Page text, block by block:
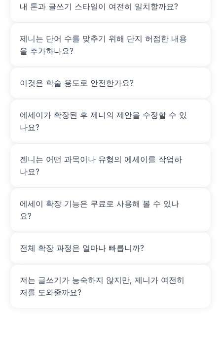
내 톤과 글쓰기 스타일이 여전히 일치할까요?
제니는 단어 수를 맞추기 위해 단지 허접한 내용
을 추가하나요?
이것은 학술 용도로 안전한가요?
에세이가 확장된 후 제니의 제안을 수정할 수 있
나요?
젠니는 어떤 과목이나 유형의 에세이를 작업하
나요?
에세이 확장 기능은 무료로 사용해 볼 수 있나
요?
전체 확장 과정은 얼마나 빠릅니까?
저는 글쓰기가 능숙하지 않지만, 제니가 여전히
저를 도와줄까요?